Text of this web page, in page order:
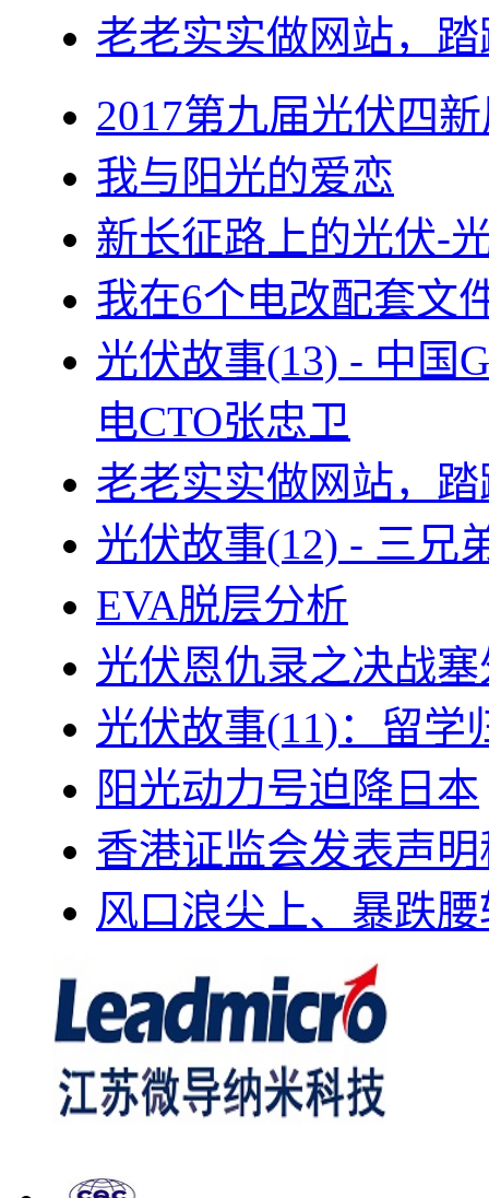
老老实实做网站，
2017第九届光伏四
我与阳光的爱恋
新长征路上的光伏-
我在6个电改配套文
光伏故事(13) - 中国
电CTO张忠卫
老老实实做网站，
光伏故事(12) - 三兄
EVA脱层分析
光伏恩仇录之决战
光伏故事(11)：留学
阳光动力号迫降日本
香港证监会发表声
风口浪尖上、暴跌